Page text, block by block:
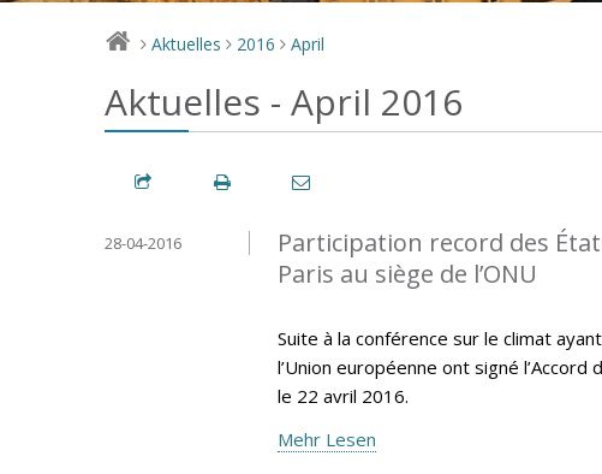
> Aktuelles > 2016 > April
Aktuelles - April 2016
Participation record des
Paris au siège de l’ONU
28-04-2016
Suite à la conférence sur le climat
l’Union européenne ont signé l’Accord
le 22 avril 2016.
Mehr Lesen